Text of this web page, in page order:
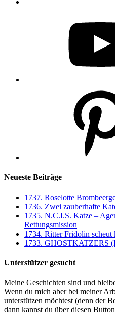
Neueste Beiträge
1737. Roselotte
1736. Zwei zauberhafte
1735. N.C.I.S. Katze –
Rettungsmission
1734. Ritter Fridolin
1733. GHOSTKATZERS
Unterstützer gesucht
Meine Geschichten sind und
Wenn du mich aber bei meiner
unterstützen möchtest (denn der
dann kannst du über diesen